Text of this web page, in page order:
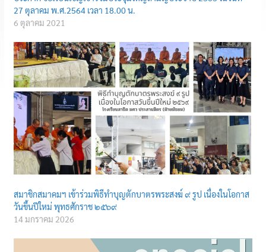
27 ตุลาคม พ.ศ.2564 เวลา 18.00 น.
6 ตุลาคม 2021
สมาชิกสมาคมฯ เข้าร่วมพิธีทำบุญตักบาตรพระสงฆ์ ๙ รูป เนื่องในโอกาส
วันขึ้นปีใหม่ พุทธศักราช ๒๕๖๙
14 มกราคม 2026